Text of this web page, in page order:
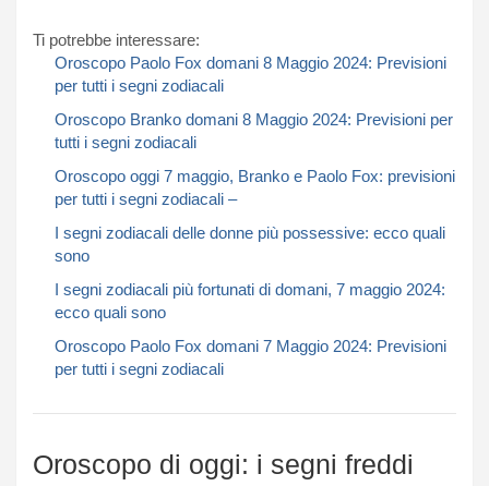
Ti potrebbe interessare:
Oroscopo Paolo Fox domani 8 Maggio 2024: Previsioni
per tutti i segni zodiacali​​​​​
Oroscopo Branko domani 8 Maggio 2024: Previsioni per
tutti i segni zodiacali​​​​​
Oroscopo oggi 7 maggio, Branko e Paolo Fox: previsioni
per tutti i segni zodiacali –
I segni zodiacali delle donne più possessive: ecco quali
sono
I segni zodiacali più fortunati di domani, 7 maggio 2024:
ecco quali sono
Oroscopo Paolo Fox domani 7 Maggio 2024: Previsioni
per tutti i segni zodiacali​​​​​
Oroscopo di oggi: i segni freddi